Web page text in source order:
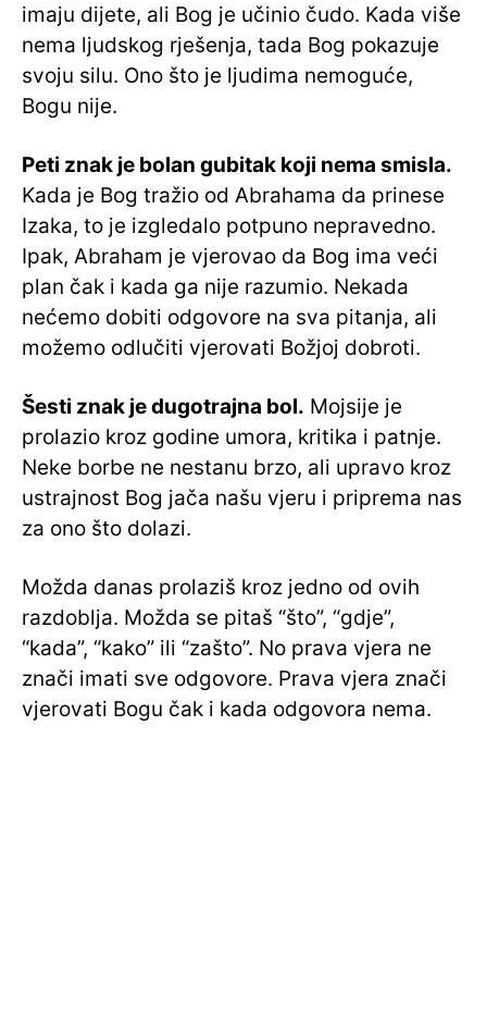
imaju dijete, ali Bog je učinio čudo. Kada više
nema ljudskog rješenja, tada Bog pokazuje
svoju silu. Ono što je ljudima nemoguće,
Bogu nije.
Peti znak je bolan gubitak koji nema smisla.
Kada je Bog tražio od Abrahama da prinese
Izaka, to je izgledalo potpuno nepravedno.
Ipak, Abraham je vjerovao da Bog ima veći
plan čak i kada ga nije razumio. Nekada
nećemo dobiti odgovore na sva pitanja, ali
možemo odlučiti vjerovati Božjoj dobroti.
Šesti znak je dugotrajna bol. Mojsije je
prolazio kroz godine umora, kritika i patnje.
Neke borbe ne nestanu brzo, ali upravo kroz
ustrajnost Bog jača našu vjeru i priprema nas
za ono što dolazi.
Možda danas prolaziš kroz jedno od ovih
razdoblja. Možda se pitaš “što”, “gdje”,
“kada”, “kako” ili “zašto”. No prava vjera ne
znači imati sve odgovore. Prava vjera znači
vjerovati Bogu čak i kada odgovora nema.